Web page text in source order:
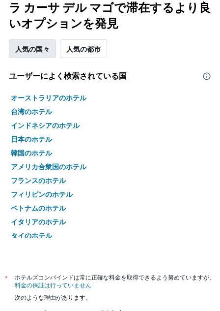
ラ カーサ デル マゴで滞在するより良
いオプションを発見
人気の国々 人気の都市
ユーザーによく検索されている国
オーストラリアのホテル
台湾のホテル
インドネシアのホテル
日本のホテル
韓国のホテル
アメリカ合衆国のホテル
フランスのホテル
フィリピンのホテル
ベトナムのホテル
イタリアのホテル
タイのホテル
*
ホテルズコンバインドは常に正確な料金を取得できるよう努めていますが、
料金の保証は行っていません
次のような理由があります。